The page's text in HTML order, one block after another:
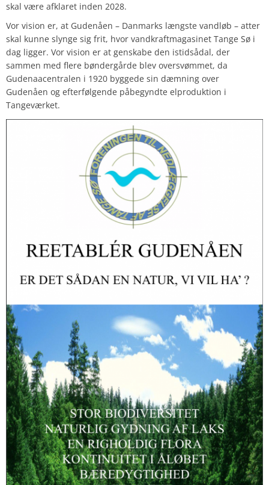
skal være afklaret inden 2028.
Vor vision er, at Gudenåen – Danmarks længste vandløb – atter
skal kunne slynge sig frit, hvor vandkraftmagasinet Tange Sø i
dag ligger. Vor vision er at genskabe den istidsådal, der
sammen med flere bøndergårde blev oversvømmet, da
Gudenaacentralen i 1920 byggede sin dæmning over
Gudenåen og efterfølgende påbegyndte elproduktion i
Tangeværket.